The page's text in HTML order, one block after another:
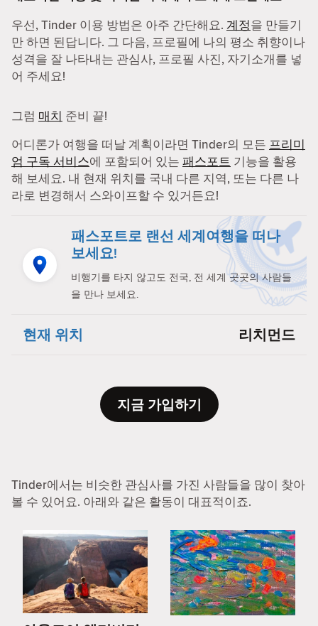
우선, Tinder 이용 방법은 아주 간단해요. 계정을 만들기
만 하면 된답니다. 그 다음, 프로필에 나의 평소 취향이나
성격을 잘 나타내는 관심사, 프로필 사진, 자기소개를 넣
어 주세요!
그럼 매치 준비 끝!
어디론가 여행을 떠날 계획이라면 Tinder의 모든 프리미
엄 구독 서비스에 포함되어 있는 패스포트 기능을 활용
해 보세요. 내 현재 위치를 국내 다른 지역, 또는 다른 나
라로 변경해서 스와이프할 수 있거든요!
패스포트로 랜선 세계여행을 떠나
보세요!
비행기를 타지 않고도 전국, 전 세계 곳곳의 사람들
을 만나 보세요.
현재 위치 리치먼드
지금 가입하기
Tinder에서는 비슷한 관심사를 가진 사람들을 많이 찾아
볼 수 있어요. 아래와 같은 활동이 대표적이죠.